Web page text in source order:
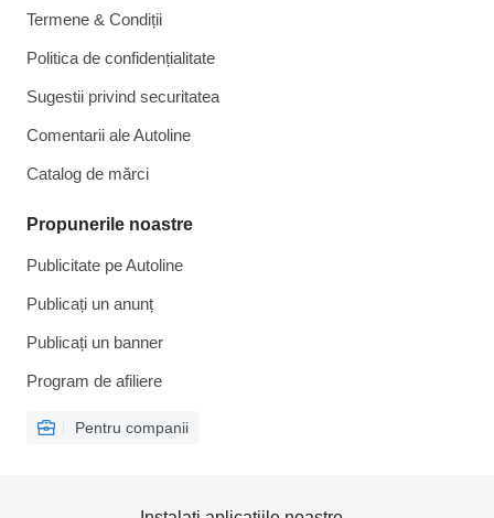
Termene & Condiții
Politica de confidențialitate
Sugestii privind securitatea
Comentarii ale Autoline
Catalog de mărcі
Propunerile noastre
Publicitate pe Autoline
Publicați un anunț
Publicați un banner
Program de afiliere
Pentru companii